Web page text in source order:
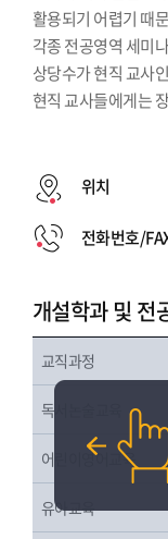
활용되기 어렵기 때
각종 전공영역 세미
상당수가 현직 교사
현직 교사들에게는
위치
전화번호/
개설학과 및 전
교직과정
독서논술교육
어린이영어교육
유아교육